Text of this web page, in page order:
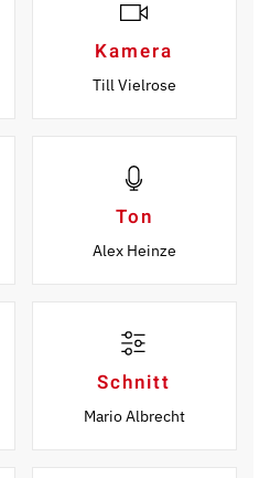
Kamera
Till Vielrose
Ton
Alex Heinze
Schnitt
Mario Albrecht